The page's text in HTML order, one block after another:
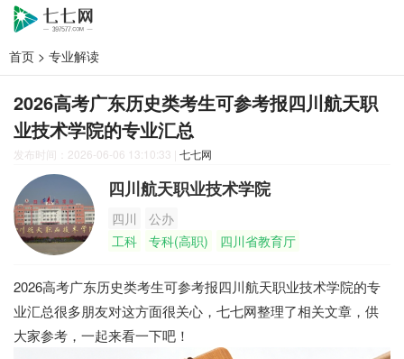
首页 > 专业解读
2026高考广东历史类考生可参考报四川航天职
业技术学院的专业汇总
发布时间：2026-06-06 13:10:33 | 七七网
四川航天职业技术学院
四川
公办
工科
专科(高职) 四川省教育厅
2026高考广东历史类考生可参考报四川航天职业技术学院的专
业汇总很多朋友对这方面很关心，七七网整理了相关文章，供
大家参考，一起来看一下吧！